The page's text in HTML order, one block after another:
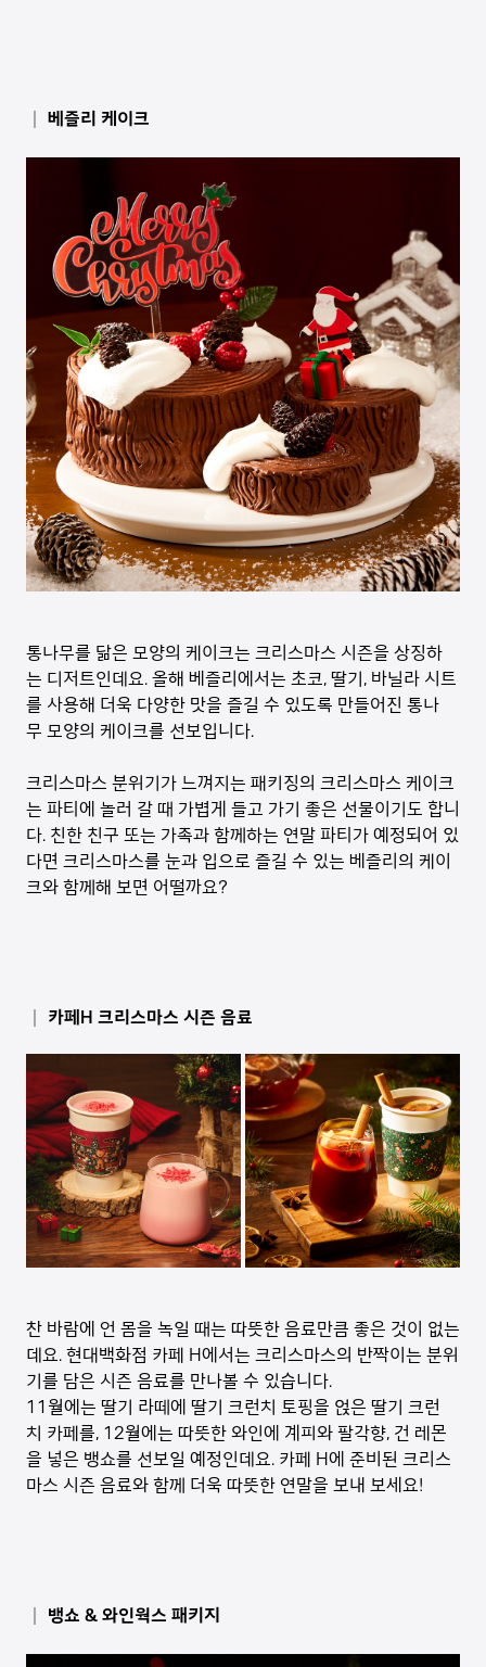
│ 베즐리 케이크
통나무를 닮은 모양의 케이크는 크리스마스 시즌을 상징하
는 디저트인데요. 올해 베즐리에서는 초코, 딸기, 바닐라 시트
를 사용해 더욱 다양한 맛을 즐길 수 있도록 만들어진 통나
무 모양의 케이크를 선보입니다.
크리스마스 분위기가 느껴지는 패키징의 크리스마스 케이크
는 파티에 놀러 갈 때 가볍게 들고 가기 좋은 선물이기도 합니
다. 친한 친구 또는 가족과 함께하는 연말 파티가 예정되어 있
다면 크리스마스를 눈과 입으로 즐길 수 있는 베즐리의 케이
크와 함께해 보면 어떨까요?
│ 카페H 크리스마스 시즌 음료
찬 바람에 언 몸을 녹일 때는 따뜻한 음료만큼 좋은 것이 없는
데요. 현대백화점 카페 H에서는 크리스마스의 반짝이는 분위
기를 담은 시즌 음료를 만나볼 수 있습니다.
11월에는 딸기 라떼에 딸기 크런치 토핑을 얹은 딸기 크런
치 카페를, 12월에는 따뜻한 와인에 계피와 팔각향, 건 레몬
을 넣은 뱅쇼를 선보일 예정인데요. 카페 H에 준비된 크리스
마스 시즌 음료와 함께 더욱 따뜻한 연말을 보내 보세요!
│ 뱅쇼 & 와인웍스 패키지